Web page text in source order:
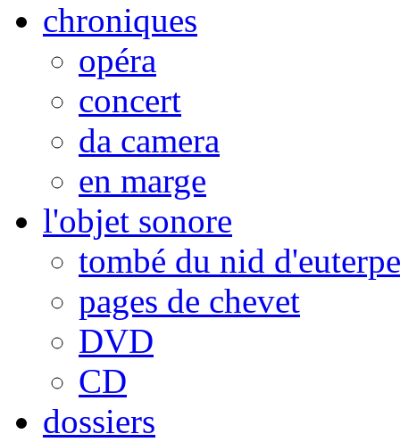
chroniques
opéra
concert
da camera
en marge
l'objet sonore
tombé du nid d'euterpe
pages de chevet
DVD
CD
dossiers